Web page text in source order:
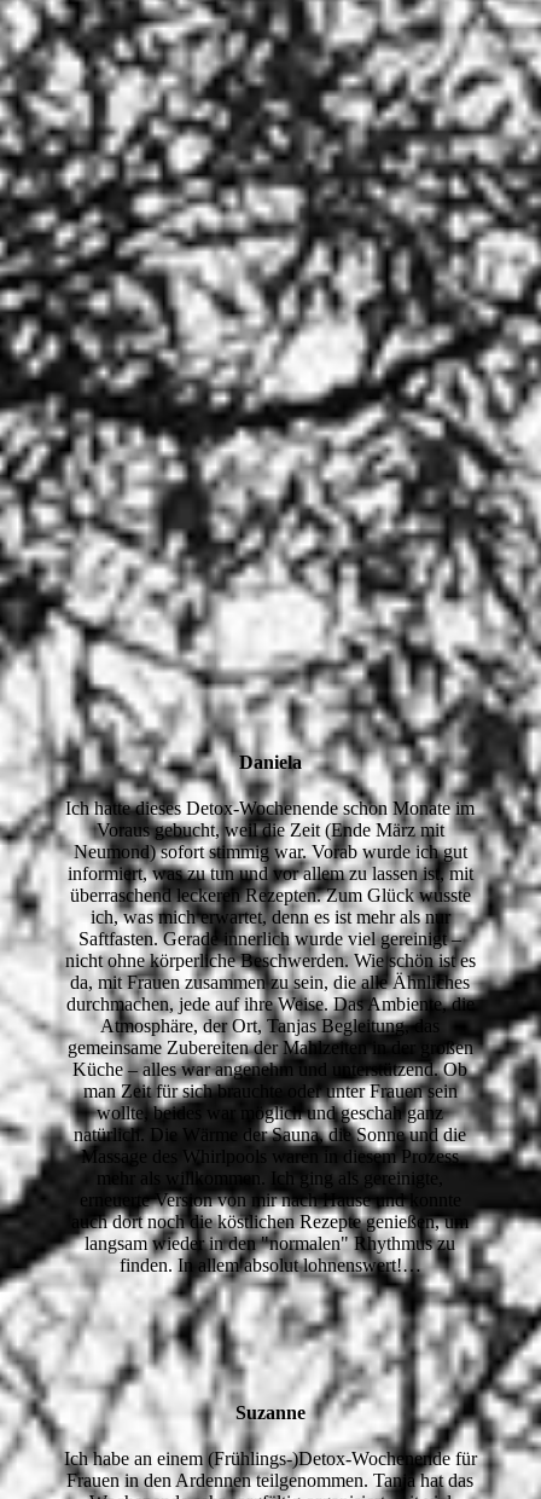
Daniela
Ich hatte dieses Detox-Wochenende schon Monate im
Voraus gebucht, weil die Zeit (Ende März mit
Neumond) sofort stimmig war. Vorab wurde ich gut
informiert, was zu tun und vor allem zu lassen ist, mit
überraschend leckeren Rezepten. Zum Glück wusste
ich, was mich erwartet, denn es ist mehr als nur
Saftfasten. Gerade innerlich wurde viel gereinigt –
nicht ohne körperliche Beschwerden. Wie schön ist es
da, mit Frauen zusammen zu sein, die alle Ähnliches
durchmachen, jede auf ihre Weise. Das Ambiente, die
Atmosphäre, der Ort, Tanjas Begleitung, das
gemeinsame Zubereiten der Mahlzeiten in der großen
Küche – alles war angenehm und unterstützend. Ob
man Zeit für sich brauchte oder unter Frauen sein
wollte, beides war möglich und geschah ganz
natürlich. Die Wärme der Sauna, die Sonne und die
Massage des Whirlpools waren in diesem Prozess
mehr als willkommen. Ich ging als gereinigte,
erneuerte Version von mir nach Hause und konnte
auch dort noch die köstlichen Rezepte genießen, um
langsam wieder in den "normalen" Rhythmus zu
finden. In allem absolut lohnenswert!…
Suzanne
Ich habe an einem (Frühlings-)Detox-Wochenende für
Frauen in den Ardennen teilgenommen. Tanja hat das